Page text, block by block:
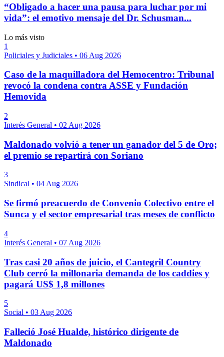
“Obligado a hacer una pausa para luchar por mi
vida”: el emotivo mensaje del Dr. Schusman...
Lo más visto
1
Policiales y Judiciales • 06 Aug 2026
Caso de la maquilladora del Hemocentro: Tribunal
revocó la condena contra ASSE y Fundación
Hemovida
2
Interés General • 02 Aug 2026
Maldonado volvió a tener un ganador del 5 de Oro;
el premio se repartirá con Soriano
3
Sindical • 04 Aug 2026
Se firmó preacuerdo de Convenio Colectivo entre el
Sunca y el sector empresarial tras meses de conflicto
4
Interés General • 07 Aug 2026
Tras casi 20 años de juicio, el Cantegril Country
Club cerró la millonaria demanda de los caddies y
pagará US$ 1,8 millones
5
Social • 03 Aug 2026
Falleció José Hualde, histórico dirigente de
Maldonado